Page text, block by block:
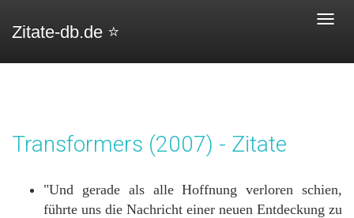
Zitate-db.de ⭐️
Transformers (2007) - Zitate
"Und gerade als alle Hoffnung verloren schien,
führte uns die Nachricht einer neuen Entdeckung zu